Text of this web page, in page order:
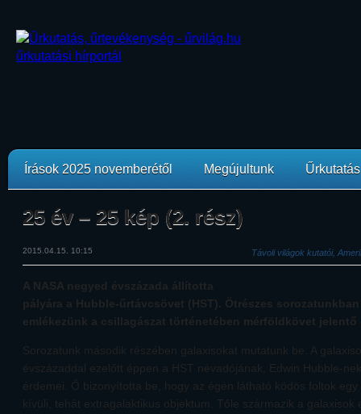
Írások 2025 novemberétől Megújultunk
25 év – 25 kép (2. rész)
2015.04.15. 10:15 Távoli világok kutatói,
A NASA negyed évszázada állította
pályára a Hubble-űrtávcsövet (HST). Ötrészes
emlékezünk a csillagászat történetében mérföldkövet jelentő
Sorozatunk második részében galaxisokat mutatunk be. A
évszázaddal ezelőtt éppen a HST névadójának, Edwin Hubble-
érdemei. Ő bizonyította be, hogy az égen látható ködös foltok
kívüli, tehát extragalaktikus objektum. Tőle származik a galaxisok